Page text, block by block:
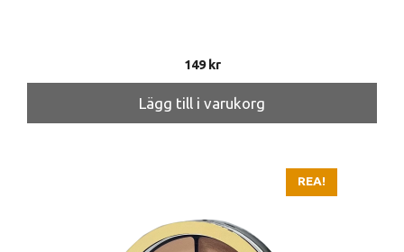
149kr
Lägg till i varukorg
REA!